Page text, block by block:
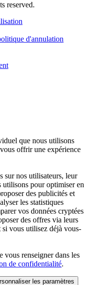
reserved.
d'annulation
que nous utilisons
offrir une expérience
sur nos utilisateurs, leur
utilisons pour optimiser en
des publicités et
les statistiques
vos données cryptées
des offres via leurs
vous utilisez déjà vous-
renseigner dans les
de confidentialité.
les paramètres